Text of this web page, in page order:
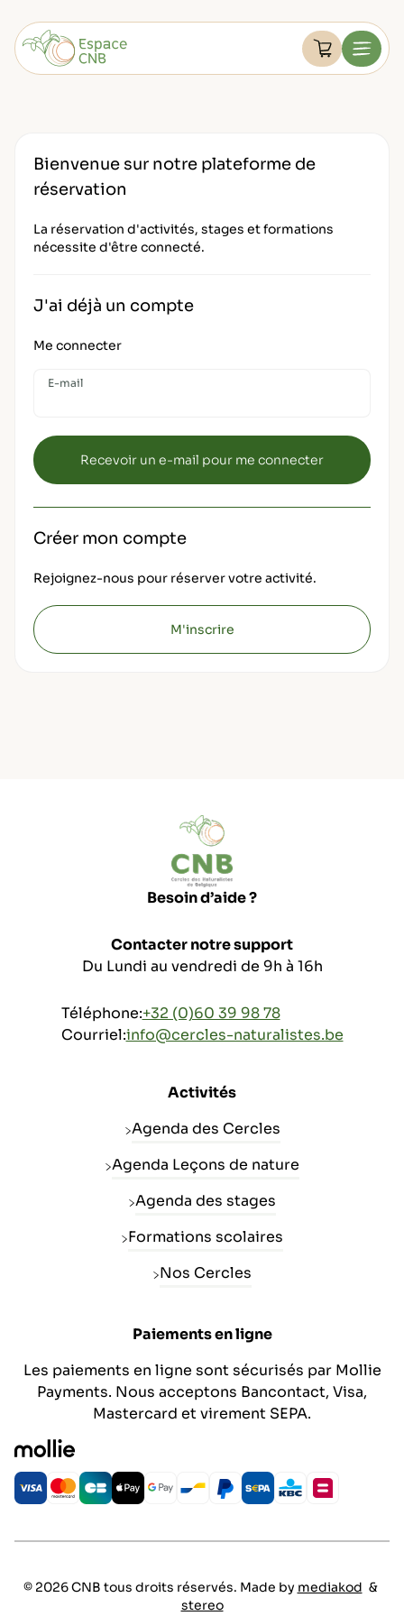
contenu
Retourner à l'accueil
Devenir membre
FAQ
Voir leMenu
Bienvenue sur notre plateforme de
réservation
La réservation d'activités, stages et formations
nécessite d'être connecté.
J'ai déjà un compte
Me connecter
E-mail
Créer mon compte
Rejoignez-nous pour réserver votre activité.
M'inscrire
Besoin d’aide ?
Contacter notre support
Du Lundi au vendredi de 9h à 16h
Téléphone:+32 (0)60 39 98 78
Courriel:info@cercles-naturalistes.be
Activités
Agenda des Cercles
Agenda Leçons de nature
Agenda des stages
Formations scolaires
Nos Cercles
Paiements en ligne
Les paiements en ligne sont sécurisés par Mollie
Payments. Nous acceptons Bancontact, Visa,
Mastercard et virement SEPA.
© 2026 CNB tous droits réservés. Made by mediakod &
stereo